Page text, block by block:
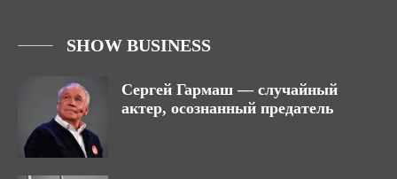
SHOW BUSINESS
Сергей Гармаш — случайный
актер, осознанный предатель